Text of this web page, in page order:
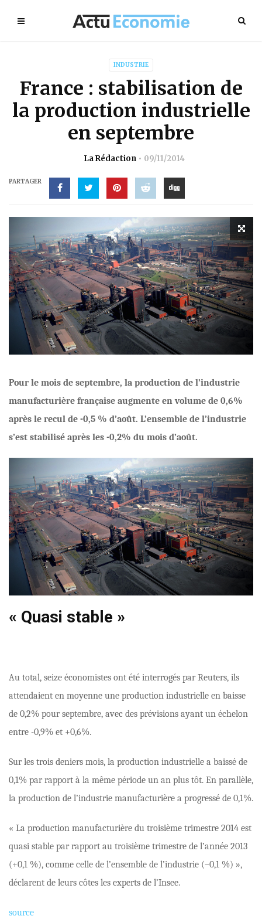
INDUSTRIE
France : stabilisation de
la production industrielle
en septembre
La Rédaction 09/11/2014
PARTAGER
Pour le mois de septembre, la production de l’industrie
manufacturière française augmente en volume de 0,6%
après le recul de -0,5 % d’août. L’ensemble de l’industrie
s’est stabilisé après les -0,2% du mois d’août.
« Quasi stable »
Au total, seize économistes ont été interrogés par Reuters, ils
attendaient en moyenne une production industrielle en baisse
de 0,2% pour septembre, avec des prévisions ayant un échelon
entre -0,9% et +0,6%.
Sur les trois deniers mois, la production industrielle a baissé de
0,1% par rapport à la même période un an plus tôt. En parallèle,
la production de l’industrie manufacturière a progressé de 0,1%.
« La production manufacturière du troisième trimestre 2014 est
quasi stable par rapport au troisième trimestre de l’année 2013
(+0,1 %), comme celle de l’ensemble de l’industrie (–0,1 %) »,
déclarent de leurs côtes les experts de l’Insee.
source